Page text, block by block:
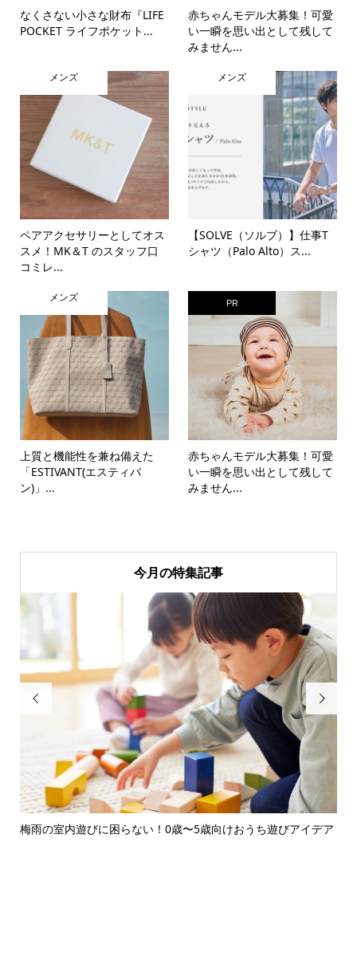
なくさない小さな財布『LIFE
POCKET ライフポケット...
赤ちゃんモデル大募集！可愛
い一瞬を思い出として残して
みません...
メンズ
ペアアクセサリーとしてオス
スメ！MK＆T のスタッフ口
コミレ...
メンズ
【SOLVE（ソルブ）】仕事T
シャツ（Palo Alto）ス...
メンズ
上質と機能性を兼ね備えた
「ESTIVANT(エスティバ
ン)」...
PR
赤ちゃんモデル大募集！可愛
い一瞬を思い出として残して
みません...
今月の特集記事

保育園・幼稚園の持ち物管理がラクになる！朝の時短ルーティ
